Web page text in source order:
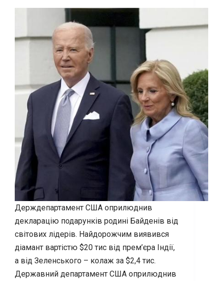
Держдепартамент США оприлюднив
декларацію подарунків родині Байденів від
світових лідерів. Найдорожчим виявився
діамант вартістю $20 тис від прем’єра Індії,
а від Зеленського – колаж за $2,4 тис.
Державний департамент США оприлюднив